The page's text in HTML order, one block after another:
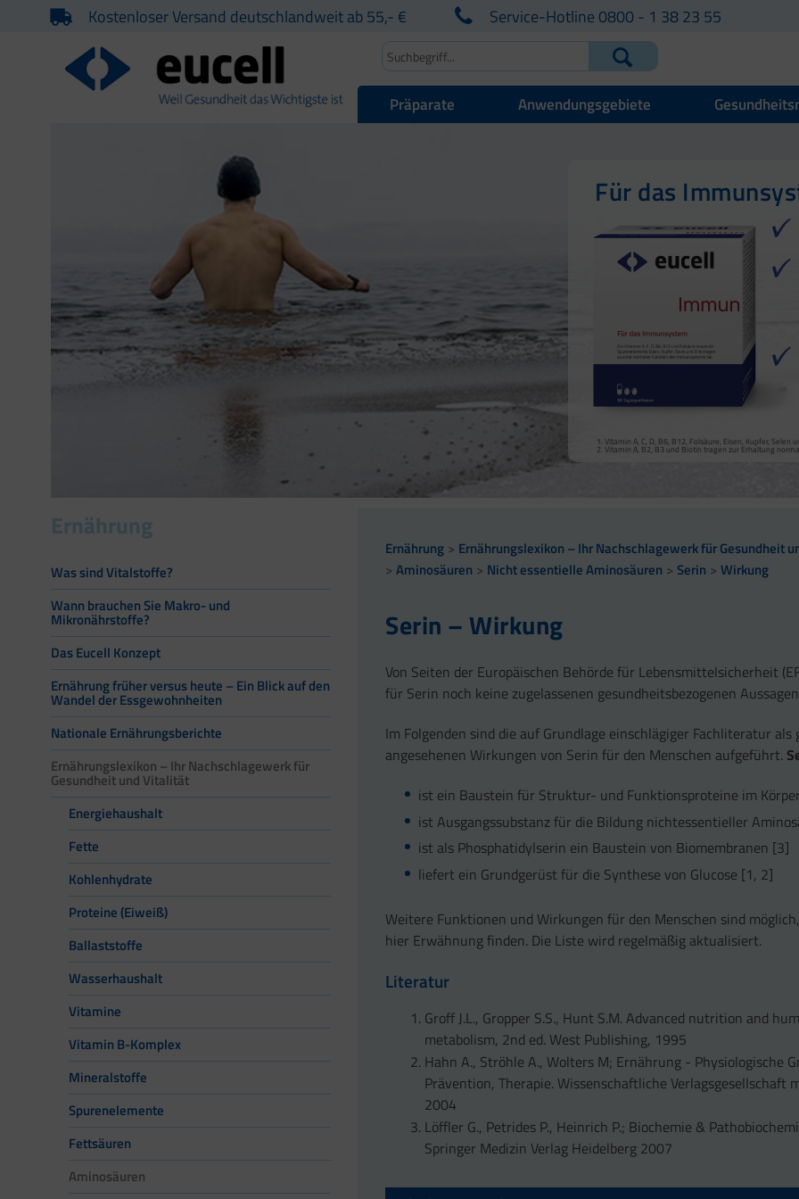
Kostenloser Versand deutschlandweit ab 55,- € Service-Hotline 0800 - 1 38 23 55
Präparate Anwendungsgebiete
Für das
Vitamin A, C, D, B6, B12, Folsäure, Eisen, Kupfer,
Vitamin A, B2, B3 und Biotin tragen zur Erhaltung
Für Haut, Haare
Vitamin A, Beta-Carotin, Vitamine B2, B3, Biotin und
Selen, Zink und Biotin tragen zur Erhaltung gesunder
Selen und Zink tragen zur Erhaltung normaler Nägel bei.
Vitamin C, E, B2, Kupfer, Mangan, Selen und Zink
Für Ihre natürliche
Calcium trägt zur normalen Funktion von
sowie zu einem normalen Stoffwechsel von
Vitamin B2 und Biotin tragen zur Erhaltung normaler
Vitamin D und Zink tragen zur normalen Funktion des
Ernährung
Was sind Vitalstoffe?
Wann brauchen Sie Makro- und
Mikronährstoffe?
Das Eucell Konzept
Ernährung früher versus heute – Ein Blick auf den
Wandel der Essgewohnheiten
Nationale Ernährungsberichte
Ernährungslexikon – Ihr Nachschlagewerk für
Gesundheit und Vitalität
Energiehaushalt
Fette
Kohlenhydrate
Proteine (Eiweiß)
Ballaststoffe
Wasserhaushalt
Vitamine
Vitamin B-Komplex
Mineralstoffe
Spurenelemente
Fettsäuren
Aminosäuren
Ernährung
Ernährungslexikon – Ihr Nachschlagewerk für Gesundheit
Aminosäuren
Nicht essentielle Aminosäuren Serin Wirkung
Serin – Wirkung
Von Seiten der Europäischen Behörde für Lebensmittelsicherheit
für Serin noch keine zugelassenen gesundheitsbezogenen
Im Folgenden sind die auf Grundlage einschlägiger Fachliteratur als
angesehenen Wirkungen von Serin für den Menschen aufgeführt.
ist ein Baustein für Struktur- und Funktionsproteine im Körper
ist Ausgangssubstanz für die Bildung nichtessentieller
ist als Phosphatidylserin ein Baustein von Biomembranen [3]
liefert ein Grundgerüst für die Synthese von Glucose [1, 2]
Weitere Funktionen und Wirkungen für den Menschen sind
hier Erwähnung finden. Die Liste wird regelmäßig aktualisiert.
Literatur
Groff J.L., Gropper S.S., Hunt S.M. Advanced nutrition and
metabolism, 2nd ed. West Publishing, 1995
Hahn A., Ströhle A., Wolters M; Ernährung - Physiologische
Prävention, Therapie. Wissenschaftliche Verlagsgesellschaft
2004
Löffler G., Petrides P., Heinrich P.; Biochemie &
Springer Medizin Verlag Heidelberg 2007